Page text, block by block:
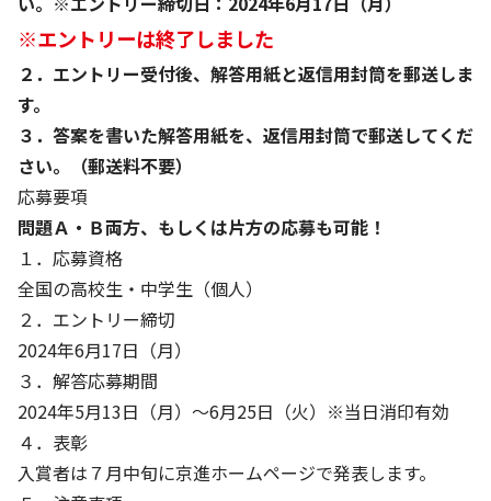
※エントリーは終了しました
２．エントリー受付後、解答用紙と返信用封筒を郵送しま
す。
３．答案を書いた解答用紙を、返信用封筒で郵送してくだ
さい。（郵送料不要）
応募要項
問題Ａ・Ｂ両方、もしくは片方の応募も可能！
１．応募資格
全国の高校生・中学生（個人）
２．エントリー締切
2024年6月17日（月）
３．解答応募期間
2024年5月13日（月）～6月25日（火）※当日消印有効
４．表彰
入賞者は７月中旬に京進ホームページで発表します。